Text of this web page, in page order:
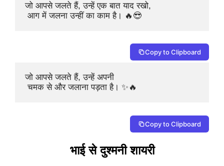
जो आपसे जलते हैं, उन्हें एक बात याद रखो,
आग में जलना उन्हीं का काम है। 🔥😎
Copy to Clipboard
जो आपसे जलते हैं, उन्हें अपनी
चमक से और जलाना पड़ता है। ✨🔥
Copy to Clipboard
भाई से दुश्मनी शायरी